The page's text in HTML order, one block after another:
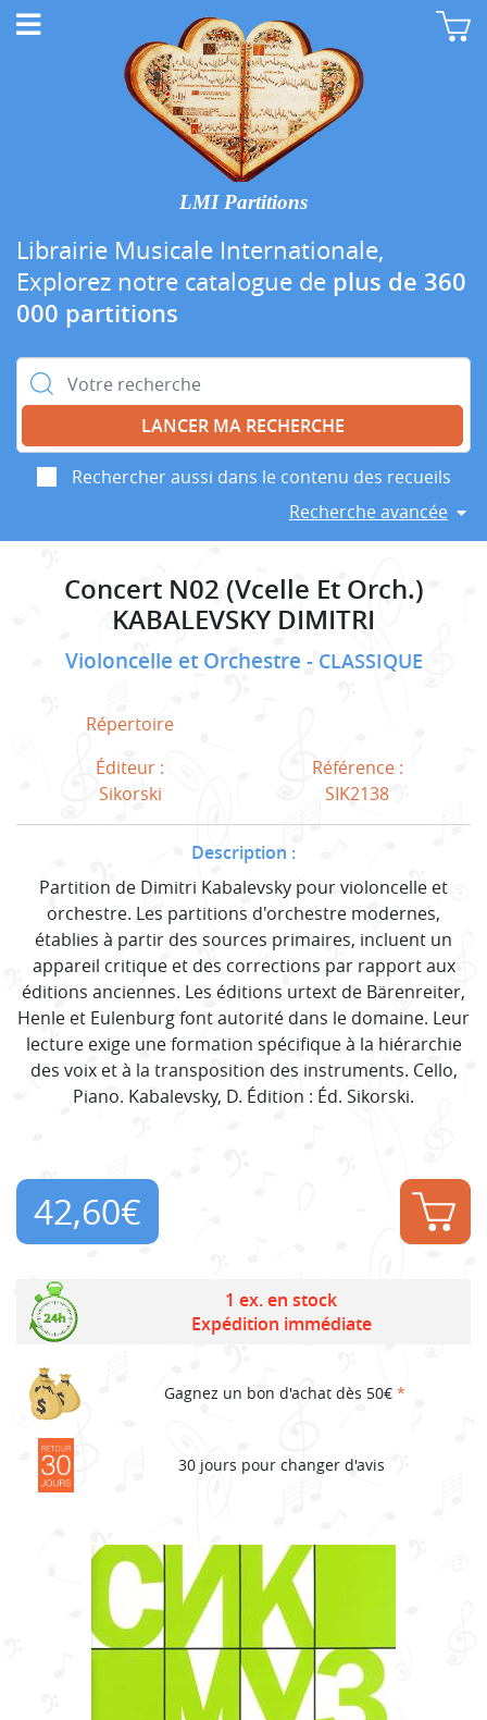
LMI Partitions
Librairie Musicale Internationale,
Explorez notre catalogue de plus de 360
000 partitions
Rechercher :
Rechercher aussi dans le contenu des recueils
Recherche avancée
Concert N02 (Vcelle Et Orch.)
KABALEVSKY DIMITRI
Violoncelle et Orchestre CLASSIQUE
Répertoire
Éditeur :
Sikorski
Référence :
SIK2138
Description :
Partition de Dimitri Kabalevsky pour violoncelle et
orchestre. Les partitions d'orchestre modernes,
établies à partir des sources primaires, incluent un
appareil critique et des corrections par rapport aux
éditions anciennes. Les éditions urtext de Bärenreiter,
Henle et Eulenburg font autorité dans le domaine. Leur
lecture exige une formation spécifique à la hiérarchie
des voix et à la transposition des instruments. Cello,
Piano. Kabalevsky, D. Édition : Éd. Sikorski.
42,60€
1 ex. en stock
Expédition immédiate
Gagnez un bon d'achat dès 50€ *
30 jours pour changer d'avis